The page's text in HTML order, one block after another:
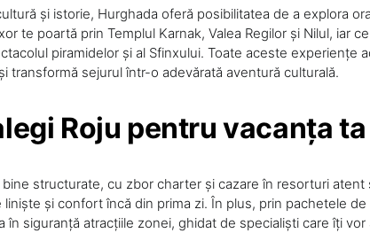
și istorie, Hurghada oferă posibilitatea de a explora
te poartă prin Templul Karnak, Valea Regilor și Nilul, iar
piramidelor și al Sfinxului. Toate aceste experiențe
transformă sejurul într-o adevărată aventură culturală.
Roju pentru vacanța ta
structurate, cu zbor charter și cazare în resorturi
și confort încă din prima zi. În plus, prin pachetele
în siguranță atracțiile zonei, ghidat de specialiști care îți vor